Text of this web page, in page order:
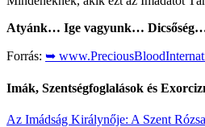
Atyánk… Ige vagyunk…
Forrás: ➥
Imák, Szentségfoglalások és
Az Imádság Királynője: A Szent